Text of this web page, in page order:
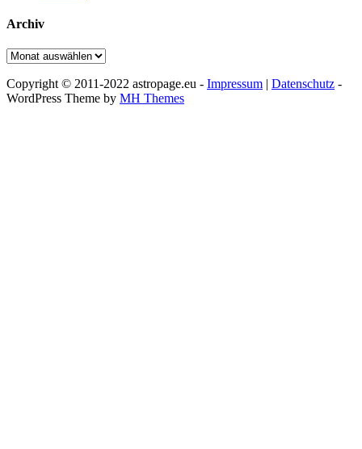
Archiv
Archiv
Copyright © 2011-2022 astropage.eu - Impressum | Datenschutz -
WordPress Theme by MH Themes